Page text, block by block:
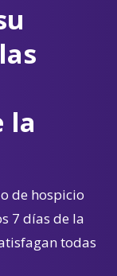
la
de hospicio
7 días de la
todas